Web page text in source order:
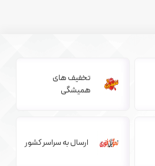
تخفیف های
همیشگی
ارسال به سراسر کشور